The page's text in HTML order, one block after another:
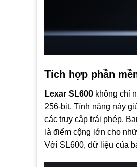
Tích hợp phần
Lexar SL600 không chỉ
256-bit. Tính năng này
các truy cập trái phép.
là điểm cộng lớn cho
Với SL600, dữ liệu của